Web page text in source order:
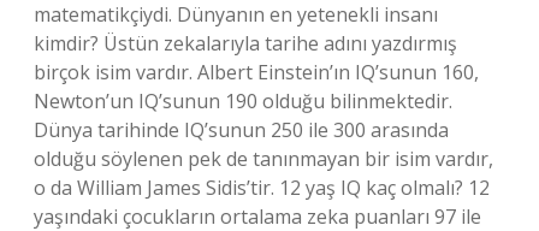
matematikçiydi. Dünyanın en yetenekli insanı
kimdir? Üstün zekalarıyla tarihe adını yazdırmış
birçok isim vardır. Albert Einstein’ın IQ’sunun 160,
Newton’un IQ’sunun 190 olduğu bilinmektedir.
Dünya tarihinde IQ’sunun 250 ile 300 arasında
olduğu söylenen pek de tanınmayan bir isim vardır,
o da William James Sidis’tir. 12 yaş IQ kaç olmalı? 12
yaşındaki çocukların ortalama zeka puanları 97 ile